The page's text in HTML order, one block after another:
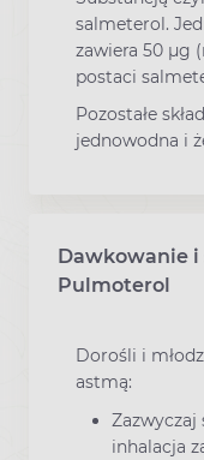
salmeterol.
zawiera 50 μg
postaci
Pozostałe
jednowodna i
Dawkowanie i
Pulmoterol
Dorośli i
astmą:
Zazwyczaj
inhalacja